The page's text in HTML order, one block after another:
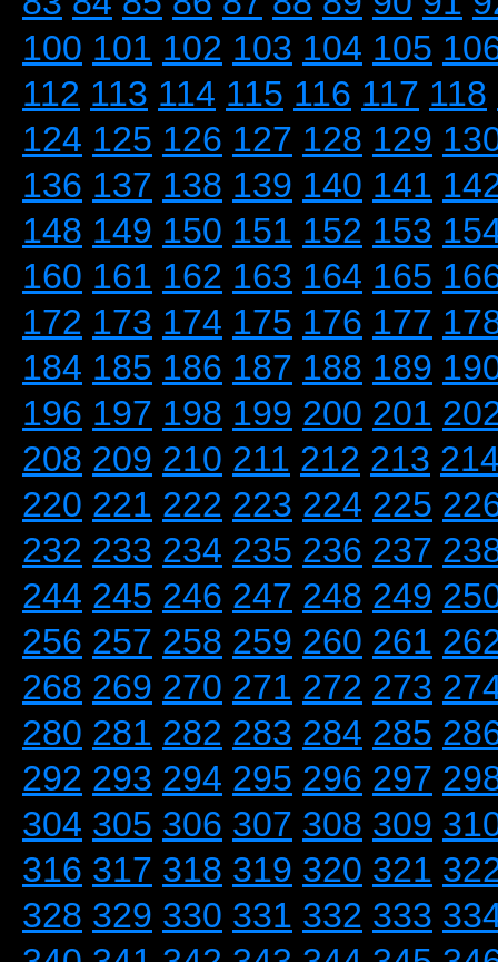
100 101 102 103 104 105
112 113 114 115 116 117 118
124 125 126 127 128 129
136 137 138 139 140 141
148 149 150 151 152 153
160 161 162 163 164 165
172 173 174 175 176 177
184 185 186 187 188 189
196 197 198 199 200 201
208 209 210 211 212 213
220 221 222 223 224 225
232 233 234 235 236 237
244 245 246 247 248 249
256 257 258 259 260 261
268 269 270 271 272 273
280 281 282 283 284 285
292 293 294 295 296 297
304 305 306 307 308 309
316 317 318 319 320 321
328 329 330 331 332 333